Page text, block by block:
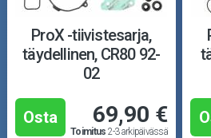
ProX -tiivistesarja,
täydellinen, CR80 92-
02
Osta 69,90 €
Toimitus 2-3 arkipäivässä